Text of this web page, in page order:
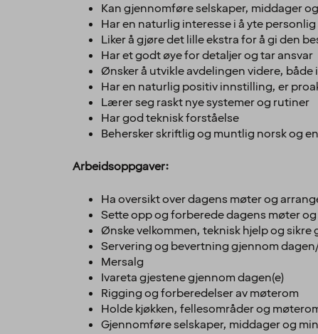
Kan gjennomføre selskaper, middager
Har en naturlig interesse i å yte
Liker å gjøre det lille ekstra for å gi den
Har et godt øye for detaljer og tar ansvar
Ønsker å utvikle avdelingen videre,
Har en naturlig positiv innstilling, er
Lærer seg raskt nye systemer og rutiner
Har god teknisk forståelse
Behersker skriftlig og muntlig norsk og
Arbeidsoppgaver:
Ha oversikt over dagens møter og
Sette opp og forberede dagens møter
Ønske velkommen, teknisk hjelp og
Servering og bevertning gjennom
Mersalg
Ivareta gjestene gjennom dagen(e)
Rigging og forberedelser av møterom
Holde kjøkken, fellesområder og
Gjennomføre selskaper, middager og